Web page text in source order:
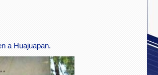
a Huajuapan.